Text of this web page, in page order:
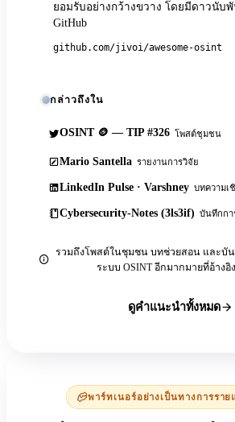
ยอมรับอย่างกว้างขวาง โดยมีดาวนับ
GitHub
github.com/jivoi/awesome-osint
กล่าวถึงใน
OSINT 🪙 — TIP #326 โพสต์ชุมชน
Mario Santella รายงานการวิจัย
LinkedIn Pulse · Varshney บทความเ
Cybersecurity-Notes (3ls3if) บันทึกกา
รวมถึงโพสต์ในชุมชน บทช่วยสอน และบั
ระบบ OSINT อีกมากมายที่อ้างอิ
ดูคำแนะนำทั้งหมด
พาร์ทเนอร์อย่างเป็นทางการราย